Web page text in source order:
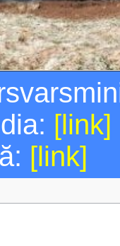
[link]
[link]